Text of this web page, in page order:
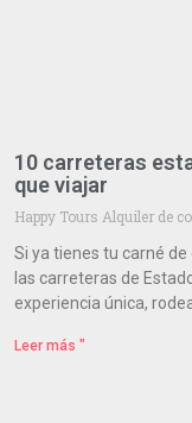
10 carreteras
que viajar
Happy Tours Alquiler de
Si ya tienes tu carné
las carreteras de
experiencia única,
Leer más "